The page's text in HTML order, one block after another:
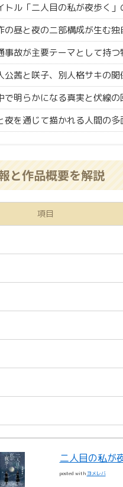
トル「二人目の私が夜歩く
の昼と夜の二部構成が生む
事故が主要テーマとして持
公茜と咲子、別人格サキの
で明らかになる真実と伏線
夜を通じて描かれる人間の
と作品概要を解説
項目
二人目の私が
posted with ヨメレバ